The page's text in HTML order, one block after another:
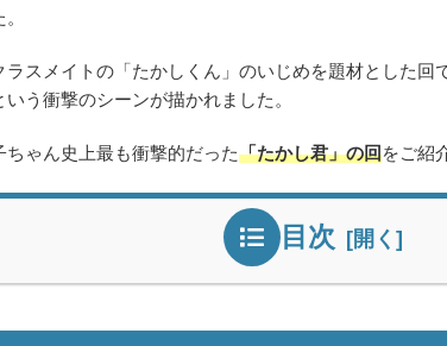
ラスメイトの「たかしくん」のいじめを題材とした回
う衝撃のシーンが描かれました。
ゃん史上最も衝撃的だった「たかし君」の回をご紹
目次